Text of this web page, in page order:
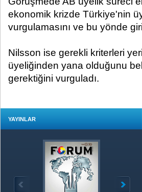
ekonomik krizde Türkiye'nin
vurgulamasını ve bu yönde
Nilsson ise gerekli kriterleri
üyeliğinden yana olduğunu
gerektiğini vurguladı.
YAYINLAR